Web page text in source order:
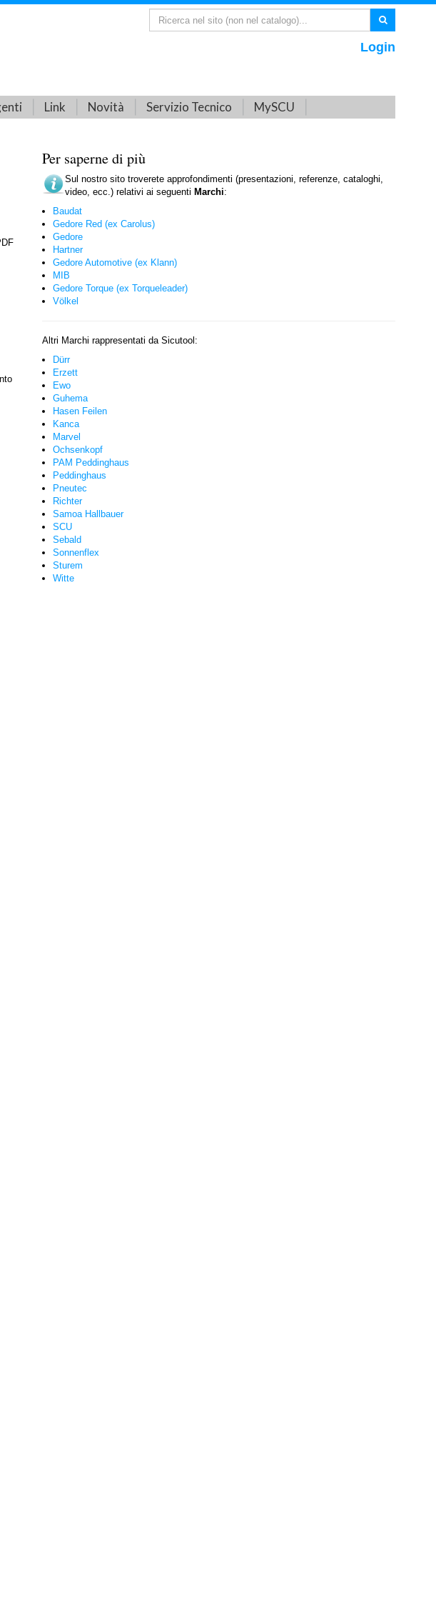
Login
Link Novità Servizio Tecnico MySCU
Per saperne di più
Sul nostro sito troverete approfondimenti (presentazioni, referenze, cataloghi,
video, ecc.) relativi ai seguenti Marchi:
Baudat
Gedore Red (ex Carolus)
Gedore
Hartner
Gedore Automotive (ex Klann)
MIB
Gedore Torque (ex Torqueleader)
Völkel
Altri Marchi rappresentati da Sicutool:
Dürr
Erzett
Ewo
Guhema
Hasen Feilen
Kanca
Marvel
Ochsenkopf
PAM Peddinghaus
Peddinghaus
Pneutec
Richter
Samoa Hallbauer
SCU
Sebald
Sonnenflex
Sturem
Witte